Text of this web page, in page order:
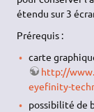
étendu sur 3
Prérequis :
carte
http://
eyefinity-
possibilité de